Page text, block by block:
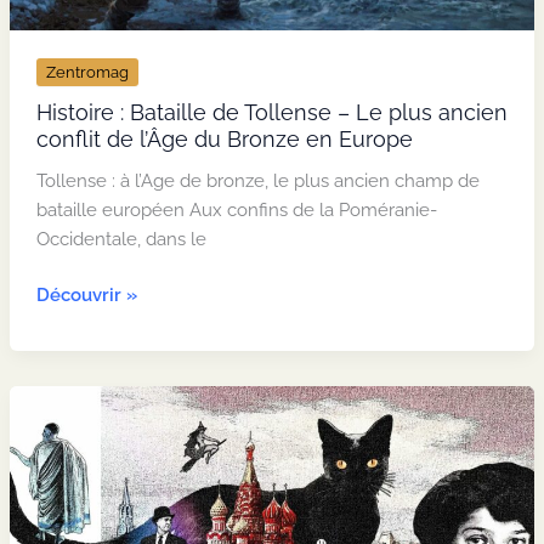
Zentromag
Histoire : Bataille de Tollense – Le plus ancien
conflit de l’Âge du Bronze en Europe
Tollense : à l’Age de bronze, le plus ancien champ de
bataille européen Aux confins de la Poméranie-
Occidentale, dans le
Histoire
Bataille
Tollense
–
Le
plus
ancien
Découvrir »